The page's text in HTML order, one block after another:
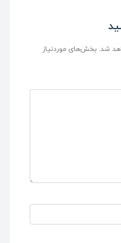
شد. بخش‌های موردنیاز